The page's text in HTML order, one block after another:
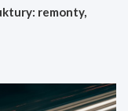
remonty,